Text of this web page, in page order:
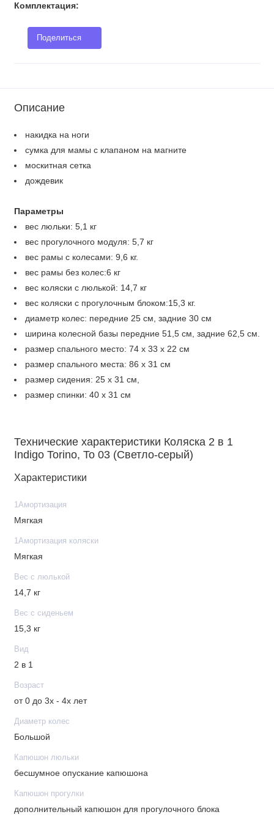
Комплектация:
Поделиться
Описание
накидка на ноги
сумка для мамы с клапаном на магните
москитная сетка
дождевик
Параметры
вес люльки: 5,1 кг
вес прогулочного модуля: 5,7 кг
вес рамы с колесами: 9,6 кг.
вес рамы без колес:6 кг
вес коляски с люлькой: 14,7 кг
вес коляски с прогулочным блоком:15,3 кг.
диаметр колес: передние 25 см, задние 30 см
ширина колесной базы передние 51,5 см, задние 62,5 см.
размер спального место: 74 х 33 х 22 см
размер спального места: 86 х 31 см
размер сидения: 25 х 31 см,
размер спинки: 40 х 31 см
Технические характеристики Коляска 2 в 1
Indigo Torino, To 03 (Светло-серый)
Характеристики
1Амортизация
Мягкая
1Амортизация коляски
Мягкая
Вес с люлькой
14,7 кг
Вес с сиденьем
15,3 кг
Вид
2 в 1
Возраст
от 0 до 3х - 4х лет
Диаметр колес
Большой
Капюшон люльки
бесшумное опускание капюшона
Капюшон прогулки
дополнительный капюшон для прогулочного блока